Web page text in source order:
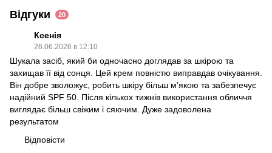
Відгуки 20
Ксенія
26.06.2026 в 12:10
Шукала засіб, який би одночасно доглядав за шкірою та
захищав її від сонця. Цей крем повністю виправдав очікування.
Він добре зволожує, робить шкіру більш м’якою та забезпечує
надійний SPF 50. Після кількох тижнів використання обличчя
виглядає більш свіжим і сяючим. Дуже задоволена
результатом
Відповісти